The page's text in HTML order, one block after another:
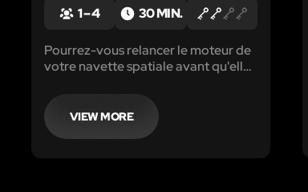
1 – 4 30 MIN.
Pourrez-vous relancer le moteur de
votre navette spatiale avant qu'elle
soleil ?
VIEW MORE